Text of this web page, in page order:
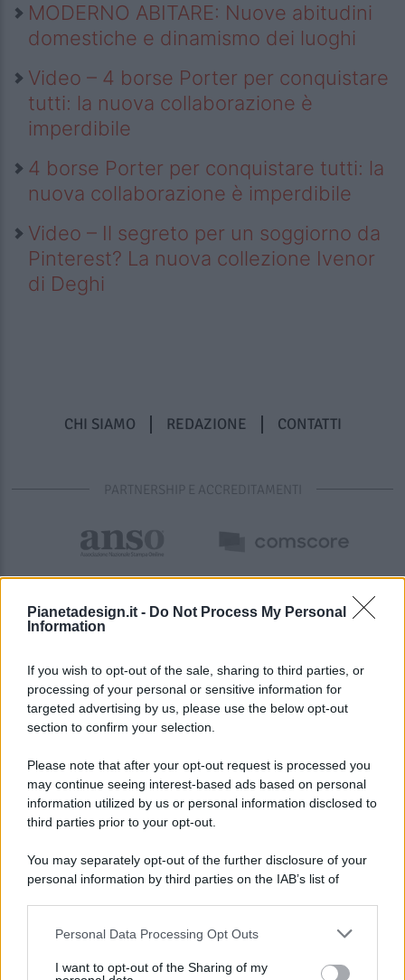
Pianetadesign.it - Do Not Process My Personal
Information
If you wish to opt-out of the sale, sharing to third parties, or
processing of your personal or sensitive information for
targeted advertising by us, please use the below opt-out
section to confirm your selection.
Please note that after your opt-out request is processed you
may continue seeing interest-based ads based on personal
information utilized by us or personal information disclosed to
third parties prior to your opt-out.
You may separately opt-out of the further disclosure of your
personal information by third parties on the IAB’s list of
This information may also be disclosed by us to third parties
disclose it to other third parties.
Personal Data Processing Opt Outs
I want to opt-out of the Sharing of my
MODERNO ABITARE: Nuove abitudini
domestiche e dinamismo dei luoghi
Video – 4 borse Porter per conquistare
tutti: la nuova collaborazione è
imperdibile
4 borse Porter per conquistare tutti: la
nuova collaborazione è imperdibile
Video – Il segreto per un soggiorno da
Pinterest? La nuova collezione Ivenor
di Deghi
CHI SIAMO REDAZIONE CONTATTI
PARTNERSHIP E ACCREDITAMENTI
© 2026 - Pianeta Design - P.IVA 04827280654 - Testata
Registrata Al Tribunale Di Nocera Inferiore N. 8/2020 - RG N.
ISCRIZIONE AL ROC N. 35792 – ISCRITTA ALL’ANSO
(ASSOCIAZIONE NAZIONALE STAMPA ONLINE)
PREFERENZE PRIVACY